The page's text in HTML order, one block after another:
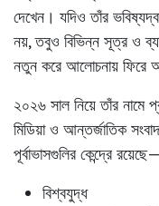
দেখেন। যদিও তাঁর
নয়, তবুও বিভিন্ন সূত্র ও
নতুন করে আলোচনায় ফিরে
২০২৬ সাল নিয়ে তাঁর নামে
মিডিয়া ও আন্তর্জাতিক
পূর্বাভাসগুলির কেন্দ্রে রয়েছে—
বিশ্বযুদ্ধ